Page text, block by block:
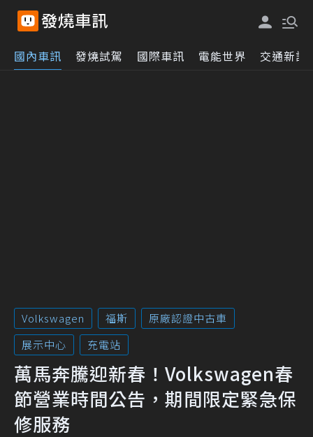
國內車訊 發燒試駕 國際車訊 電能世界 交通新訊
Volkswagen 福斯
原廠認證中古車
展示中心
充電站
萬馬奔騰迎新春！Volkswagen春
節營業時間公告，期間限定緊急保
修服務